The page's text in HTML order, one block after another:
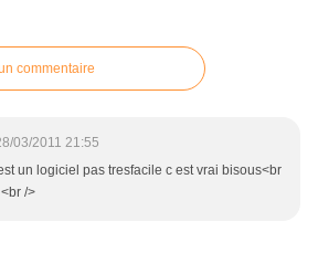
commentaire
03/2011 21:55
un logiciel pas tresfacile c est vrai bisous<br
/>